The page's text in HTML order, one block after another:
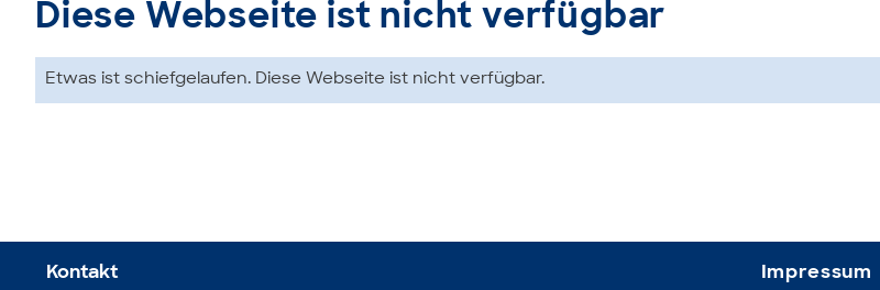
Diese Webseite ist nicht verfügbar
Etwas ist schiefgelaufen. Diese Webseite ist nicht verfügbar.
Kontakt Impressum